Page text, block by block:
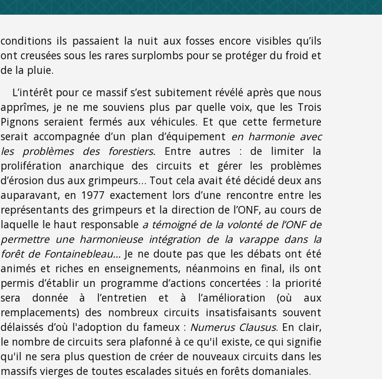
conditions ils passaient la nuit aux fosses encore visibles qu’ils
ont creusées sous les rares surplombs pour se protéger du froid et
de la pluie.
L’intérêt pour ce massif s’est subitement révélé après que nous
apprîmes, je ne me souviens plus par quelle voix, que les Trois
Pignons seraient fermés aux véhicules. Et que cette fermeture
serait accompagnée d’un plan d’équipement en harmonie avec
les problèmes des forestiers. Entre autres : de limiter la
prolifération anarchique des circuits et gérer les problèmes
d’érosion dus aux grimpeurs… Tout cela avait été décidé deux ans
auparavant, en 1977 exactement lors d’une rencontre entre les
représentants des grimpeurs et la direction de l’ONF, au cours de
laquelle le haut responsable a témoigné de la volonté de l’ONF de
permettre une harmonieuse intégration de la varappe dans la
forêt de Fontainebleau… Je ne doute pas que les débats ont été
animés et riches en enseignements, néanmoins en final, ils ont
permis d’établir un programme d’actions concertées : la priorité
sera donnée à l’entretien et à l’amélioration (où aux
remplacements) des nombreux circuits insatisfaisants souvent
délaissés d’où l'adoption du fameux : Numerus Clausus. En clair,
le nombre de circuits sera plafonné à ce qu'il existe, ce qui signifie
qu'il ne sera plus question de créer de nouveaux circuits dans les
massifs vierges de toutes escalades situés en forêts domaniales.